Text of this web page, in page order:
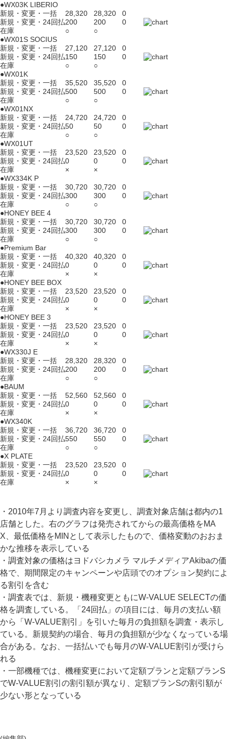
●WX03K LIBERIO
新規・変更・一括
28,320 28,320
0
新規・変更・24回払200 200
0
在庫
○
○
●WX01S SOCIUS
新規・変更・一括
27,120 27,120
0
新規・変更・24回払150 150
0
在庫
○
○
●WX01K
新規・変更・一括
35,520 35,520
0
新規・変更・24回払500 500
0
在庫
○
○
●WX01NX
新規・変更・一括
24,720 24,720
0
新規・変更・24回払50 50
0
在庫
○
○
●WX01UT
新規・変更・一括
23,520 23,520
0
新規・変更・24回払0 0
0
在庫
×
×
●WX334K P
新規・変更・一括
30,720 30,720
0
新規・変更・24回払300 300
0
在庫
○
○
●HONEY BEE 4
新規・変更・一括
30,720 30,720
0
新規・変更・24回払300 300
0
在庫
○
○
●Premium Bar
新規・変更・一括
40,320 40,320
0
新規・変更・24回払0 0
0
在庫
×
×
●HONEY BEE BOX
新規・変更・一括
23,520 23,520
0
新規・変更・24回払0 0
0
在庫
×
×
●HONEY BEE 3
新規・変更・一括
23,520 23,520
0
新規・変更・24回払0 0
0
在庫
×
×
●WX330J E
新規・変更・一括
28,320 28,320
0
新規・変更・24回払200 200
0
在庫
○
○
●BAUM
新規・変更・一括
52,560 52,560
0
新規・変更・24回払0 0
0
在庫
×
×
●WX340K
新規・変更・一括
36,720 36,720
0
新規・変更・24回払550 550
0
在庫
○
○
●X PLATE
新規・変更・一括
23,520 23,520
0
新規・変更・24回払0 0
0
在庫
× ×
・2010年7月より調査内容を変更し、調査対象店舗は都内の1
店舗とした。右のグラフは発売されてからの最高価格をMA
X、最低価格をMINとして表示したもので、価格変動のおおま
かな推移を表示している
・調査対象の価格はヨドバシカメラ マルチメディアAkibaの価
格で、期間限定のキャンペーンや店頭でのオプション契約によ
る割引を含む
・調査表では、新規・機種変更ともにW-VALUE SELECTの価
格を調査している。「24回払」の項目には、毎月の支払い額
から「W-VALUE割引」を引いた毎月の負担額を調査・表示し
ている。新規契約の場合、毎月の負担額が少なくなっている場
合がある。なお、一括払いでも毎月のW-VALUE割引が受けら
れる
・一部機種では、機種変更において定額プランと定額プランS
でW-VALUE割引の割引額が異なり、定額プランSの割引額が
少ない形となっている